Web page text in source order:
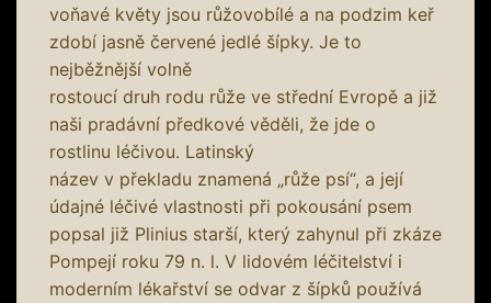
voňavé květy jsou růžovobílé a na podzim keř
zdobí jasně červené jedlé šípky. Je to
nejběžnější volně
rostoucí druh rodu růže ve střední Evropě a již
naši pradávní předkové věděli, že jde o
rostlinu léčivou. Latinský
název v překladu znamená „růže psí“, a její
údajné léčivé vlastnosti při pokousání psem
popsal již Plinius starší, který zahynul při zkáze
Pompejí roku 79 n. l. V lidovém léčitelství i
moderním lékařství se odvar z šípků používá